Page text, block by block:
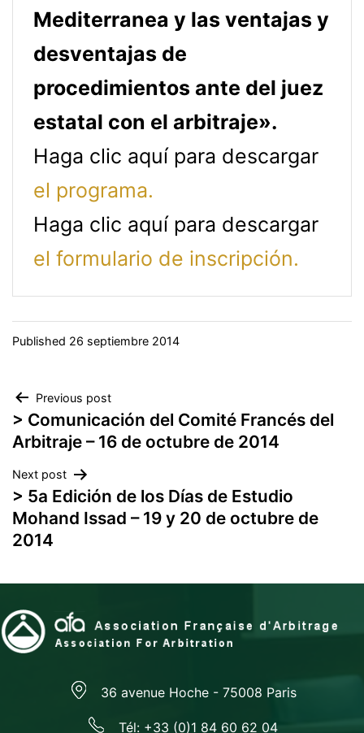
Mediterranea y las ventajas y
desventajas de
procedimientos ante del juez
estatal con el arbitraje».
Haga clic aquí para descargar
el programa.
Haga clic aquí para descargar
el formulario de inscripción.
Published 26 septiembre 2014
Navegación
de
entradas
Previous post
> Comunicación del Comité Francés del
Arbitraje – 16 de octubre de 2014
Next post
> 5a Edición de los Días de Estudio
Mohand Issad – 19 y 20 de octubre de
2014
36 avenue Hoche - 75008 Paris
Tél: +33 (0)1 84 60 62 04